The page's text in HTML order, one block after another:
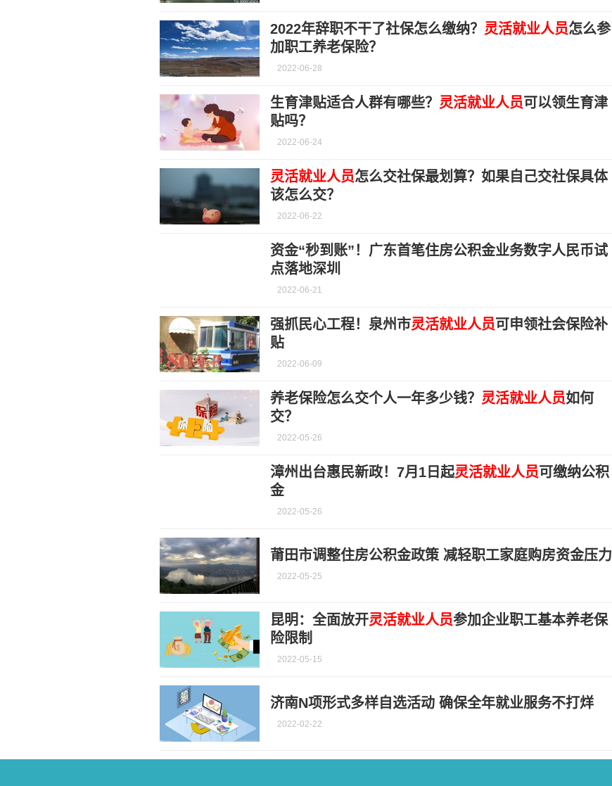
2022年辞职不干了社保怎么缴纳？ 灵活就业人员怎么参
加职工养老保险？
2022-06-28
生育津贴适合人群有哪些？ 灵活就业人员可以领生育津
贴吗？
2022-06-24
灵活就业人员怎么交社保最划算？如果自己交社保具体
该怎么交？
2022-06-22
资金“秒到账”！广东首笔住房公积金业务数字人民币试
点落地深圳
2022-06-21
强抓民心工程！泉州市灵活就业人员可申领社会保险补
贴
2022-06-09
养老保险怎么交个人一年多少钱？ 灵活就业人员如何
交？
2022-05-26
漳州出台惠民新政！7月1日起灵活就业人员可缴纳公积
金
2022-05-26
莆田市调整住房公积金政策 减轻职工家庭购房资金压力
2022-05-25
昆明：全面放开灵活就业人员参加企业职工基本养老保
险限制
2022-05-15
济南N项形式多样自选活动 确保全年就业服务不打烊
2022-02-22